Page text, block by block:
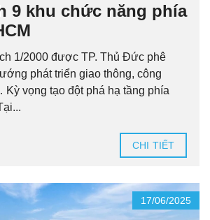
9 khu chức năng phía
1/2000 được TP. Thủ Đức phê
phát triển giao thông, công
vọng tạo đột phá hạ tầng phía
CHI TIẾT
17/06/2025